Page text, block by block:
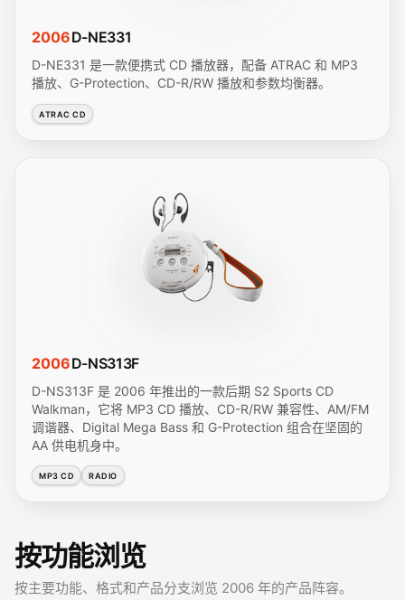
2006D-NE331
D-NE331 是一款便携式 CD 播放器，配备 ATRAC 和 MP3
播放、G-Protection、CD-R/RW 播放和参数均衡器。
ATRAC CD
2006D-NS313F
D-NS313F 是 2006 年推出的一款后期 S2 Sports CD
Walkman，它将 MP3 CD 播放、CD-R/RW 兼容性、AM/FM
调谐器、Digital Mega Bass 和 G-Protection 组合在坚固的
AA 供电机身中。
MP3 CD RADIO
按功能浏览
按主要功能、格式和产品分支浏览 2006 年的产品阵容。